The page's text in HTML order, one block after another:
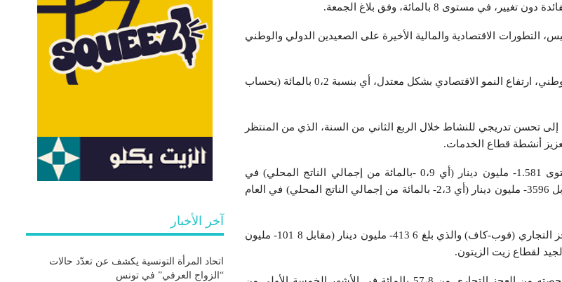
مستوى 8 بالمائة، وفق بلاغ الجمعة.
التطورات الاقتصادیة والمالیة الأخیرة على الصعیدین الدولي والوطني
وسجل البنك المركزي التونسي على المستوى الوطني، ارتفاع النمو الاقتصادي بشكل معتدل، أي بنسبة 0،2 بالمائة (بحساب
تحسن تدریجي للنشاط خلال الربع الثاني من السنة، الذي من المنتظر
أنشطة قطاع الخدمات.
وعلى صعید آخر، تقلص العجز التجاري إلى مستوى 1.581- ملیون دینار (أي 0،9 -بالمائة من إجمالي الناتج المحلي) في
موفي الأشھر الخمسة الأولى من سنة 2024، مقابل 3596- ملیون دینار (أي 2،3- بالمائة من إجمالي الناتج المحلي) في العام
ویعزى ذلك، بالأساس، الى استمرار انخفاض العجز التجاري (فوب-كاف) والذي بلغ 6 413- ملیون دینار (مقابل 8 101- ملیون
آخر الأخبار
اتحاد المرأة التونسية يكشف عن تعدّد حالات
“الزواج العرفي” في تونس